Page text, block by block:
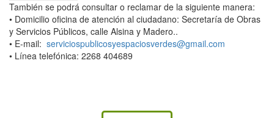
También se podrá consultar o reclamar de la siguiente manera:
• Domicilio oficina de atención al ciudadano: Secretaría de Obras
y Servicios Públicos, calle Alsina y Madero..
• E-mail: serviciospublicosyespaciosverdes@gmail.com
• Línea telefónica: 2268 404689